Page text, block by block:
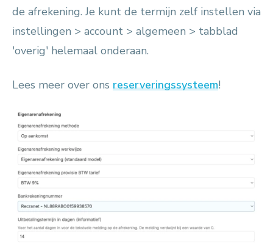
de afrekening. Je kunt de termijn zelf instellen via
instellingen > account > algemeen > tabblad
'overig' helemaal onderaan.
Lees meer over ons reserveringssysteem!